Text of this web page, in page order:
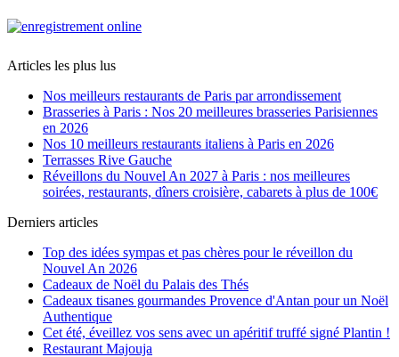
Articles les plus lus
Nos meilleurs restaurants de Paris par arrondissement
Brasseries à Paris : Nos 20 meilleures brasseries Parisiennes
en 2026
Nos 10 meilleurs restaurants italiens à Paris en 2026
Terrasses Rive Gauche
Réveillons du Nouvel An 2027 à Paris : nos meilleures
soirées, restaurants, dîners croisière, cabarets à plus de 100€
Derniers articles
Top des idées sympas et pas chères pour le réveillon du
Nouvel An 2026
Cadeaux de Noël du Palais des Thés
Cadeaux tisanes gourmandes Provence d'Antan pour un Noël
Authentique
Cet été, éveillez vos sens avec un apéritif truffé signé Plantin !
Restaurant Majouja